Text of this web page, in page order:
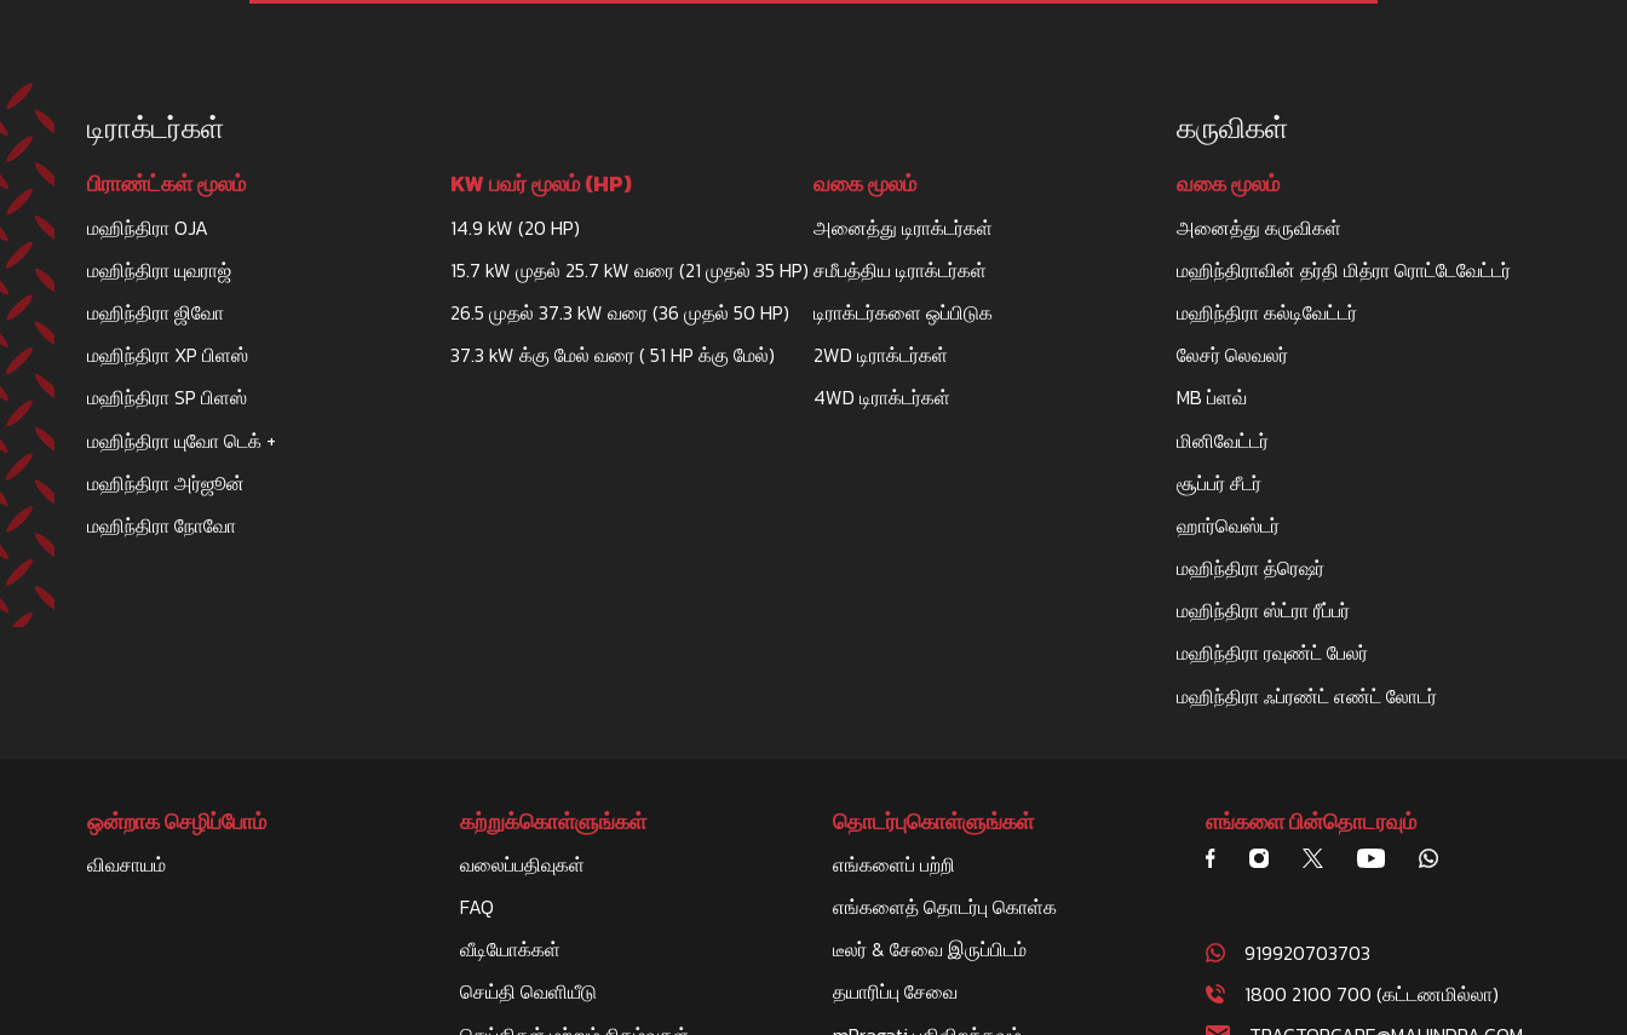
MAHESHWARANGAC@GMAIL.COM
CALL NOW WHATSAPP
HAMIRPUR ROAD,HAMIRPUR MARG,NEAR SHARMA PETROL
PUMP KE PASS,GHATAMPUR-209206,DIST -KANPUR NAGAR
RITIKDIXIT826@GMAIL.COM
CALL NOW WHATSAPP
AADI SHAKTI TRACTOR AGENCY
DIBIYAPUR BY PASS ROAD,NEAR OF BAMBA,,AURAIYA-
டிராக்டர்கள்
பிராண்ட்கள் மூலம்
மஹிந்திரா OJA
மஹிந்திரா யுவராஜ்
மஹிந்திரா ஜிவோ
மஹிந்திரா XP பிளஸ்
மஹிந்திரா SP பிளஸ்
மஹிந்திரா யுவோ டெக் +
மஹிந்திரா அர்ஜூன்
மஹிந்திரா நோவோ
KW பவர் மூலம் (HP)
14.9 kW (20 HP)
15.7 kW முதல் 25.7 kW வரை (21 முதல் 35 HP)
26.5 முதல் 37.3 kW வரை (36 முதல் 50 HP)
37.3 kW க்கு மேல் வரை ( 51 HP க்கு மேல்)
வகை மூலம்
அனைத்து டிராக்டர்கள்
சமீபத்திய டிராக்டர்கள்
டிராக்டர்களை ஒப்பிடுக
2WD டிராக்டர்கள்
4WD டிராக்டர்கள்
கருவிகள்
வகை மூலம்
அனைத்து கருவிகள்
மஹிந்திராவின் தர்தி மித்ரா ரொட்டேவேட்டர்
மஹிந்திரா கல்டிவேட்டர்
லேசர் லெவலர்
MB ப்ளவ்
மினிவேட்டர்
சூப்பர் சீடர்
ஹார்வெஸ்டர்
மஹிந்திரா த்ரெஷர்
மஹிந்திரா ஸ்ட்ரா ரீப்பர்
மஹிந்திரா ரவுண்ட் பேலர்
மஹிந்திரா ஃப்ரண்ட் எண்ட் லோடர்
ஒன்றாக செழிப்போம்
விவசாயம்
கற்றுக்கொள்ளுங்கள்
வலைப்பதிவுகள்
FAQ
வீடியோக்கள்
செய்தி வெளியீடு
தொடர்புகொள்ளுங்கள்
எங்களைப் பற்றி
எங்களைத் தொடர்பு கொள்க
டீலர் & சேவை இருப்பிடம்
தயாரிப்பு சேவை
எங்களை பின்தொடரவும்
919920703703
1800 2100 700 (கட்டணமில்லா)